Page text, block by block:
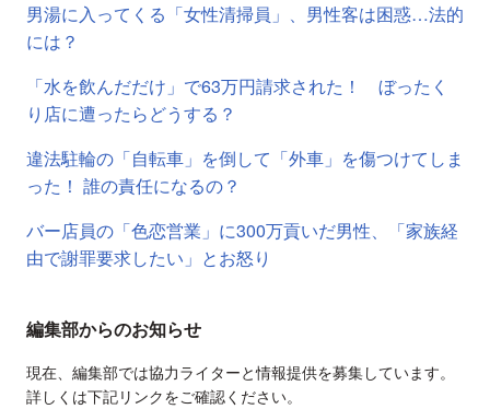
男湯に入ってくる「女性清掃員」、男性客は困惑…法的
には？
「水を飲んだだけ」で63万円請求された！ ぼったく
り店に遭ったらどうする？
違法駐輪の「自転車」を倒して「外車」を傷つけてしま
った！ 誰の責任になるの？
バー店員の「色恋営業」に300万貢いだ男性、「家族経
由で謝罪要求したい」とお怒り
編集部からのお知らせ
現在、編集部では協力ライターと情報提供を募集しています。
詳しくは下記リンクをご確認ください。